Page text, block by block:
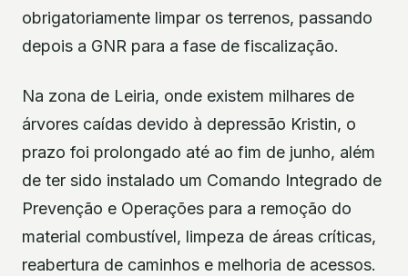
obrigatoriamente limpar os terrenos, passando
depois a GNR para a fase de fiscalização.
Na zona de Leiria, onde existem milhares de
árvores caídas devido à depressão Kristin, o
prazo foi prolongado até ao fim de junho, além
de ter sido instalado um Comando Integrado de
Prevenção e Operações para a remoção do
material combustível, limpeza de áreas críticas,
reabertura de caminhos e melhoria de acessos.